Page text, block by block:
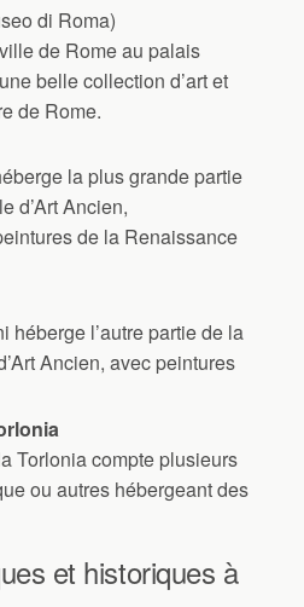
di Roma)
de Rome au palais
belle collection d’art et
de Rome.
la plus grande partie
d’Art Ancien,
de la Renaissance
héberge l’autre partie de la
Ancien, avec peintures
Torlonia compte plusieurs
ou autres hébergeant des
et historiques à